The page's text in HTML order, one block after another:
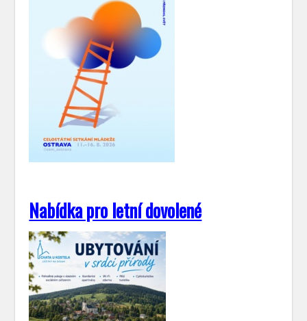
Nabídka pro letní dovolené